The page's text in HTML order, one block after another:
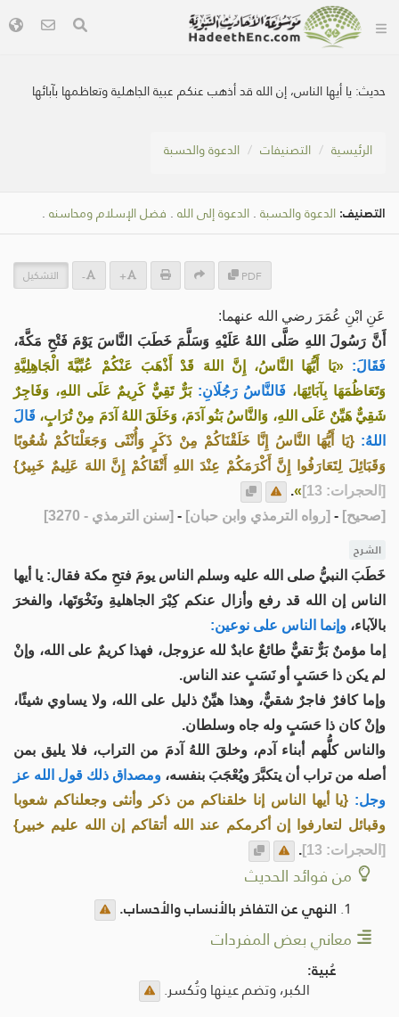
حديث:يا أيها الناس، إن الله قد أذهب عنكم عبية الجاهلية وتعاظمها بآبائها
الرئيسية التصنيفات الدعوة والحسبة
التصنيف: الدعوة والحسبة . الدعوة إلى الله . فضل الإسلام ومحاسنه .
PDF
+
- التشكيل
عَنِ ‌ابْنِ عُمَرَ رضي الله عنهما:
أَنَّ رَسُولَ اللهِ صَلَّى اللهُ عَلَيْهِ وَسَلَّمَ خَطَبَ النَّاسَ يَوْمَ فَتْحِ مَكَّةَ،
فَقَالَ:
«يَا أَيُّهَا النَّاسُ، إِنَّ اللهَ قَدْ أَذْهَبَ عَنْكُمْ عُبِّيَّةَ الْجَاهِلِيَّةِ
وَتَعَاظُمَهَا بِآبَائِهَا، فَالنَّاسُ رَجُلَانِ: بَرٌّ تَقِيٌّ كَرِيمٌ عَلَى اللهِ، وَفَاجِرٌ
شَقِيٌّ هَيِّنٌ عَلَى اللهِ، وَالنَّاسُ بَنُو آدَمَ، وَخَلَقَ اللهُ آدَمَ مِنْ تُرَابٍ، قَالَ
اللهُ: {يَا أَيُّهَا النَّاسُ إِنَّا خَلَقْنَاكُمْ مِنْ ذَكَرٍ وَأُنْثَى وَجَعَلْنَاكُمْ شُعُوبًا
وَقَبَائِلَ لِتَعَارَفُوا إِنَّ أَكْرَمَكُمْ عِنْدَ اللهِ أَتْقَاكُمْ إِنَّ اللهَ عَلِيمٌ خَبِيرٌ}
[الحجرات: 13]
»
.
[صحيح]
-
[رواه الترمذي وابن حبان]
-
[سنن الترمذي - 3270 ]
الشرح
خَطَبَ النبيُّ صلى الله عليه وسلم الناس يومَ فتحِ مكة فقال: يا أيها
الناس إن الله قد رفع وأزال عنكم كِبْرَ الجاهليةِ ونَخْوَتَها، والفخرَ
بالآباء، وإنما الناس على نوعين:
إما مؤمنٌ بَرٌّ تقيٌّ طائعٌ عابدٌ لله عزوجل، فهذا كريمٌ على الله، وإنْ
لم يكن ذا حَسَبٍ أو نَسَبٍ عند الناس.
وإما كافرٌ فاجرٌ شقيٌّ، وهذا هيِّنٌ ذليل على الله، ولا يساوي شيئًا،
وإنْ كان ذا حَسَبٍ وله جاه وسلطان.
والناس كلُّهم أبناء آدم، وخلقَ اللهُ آدمَ من التراب، فلا يليق بمن
أصله من تراب أن يتكبَّرَ ويُعْجَبَ بنفسه، ومصداق ذلك قول الله عز
وجل: {يا أيها الناس إنا خلقناكم من ذكر وأنثى وجعلناكم شعوبا
وقبائل لتعارفوا إن أكرمكم عند الله أتقاكم إن الله عليم خبير}
[الحجرات: 13]
.
من فوائد الحديث
النهي عن التفاخر بالأنساب والأحساب.
معاني بعض المفردات
عُبية:
الكبر، وتضم عينها وتُكسر.